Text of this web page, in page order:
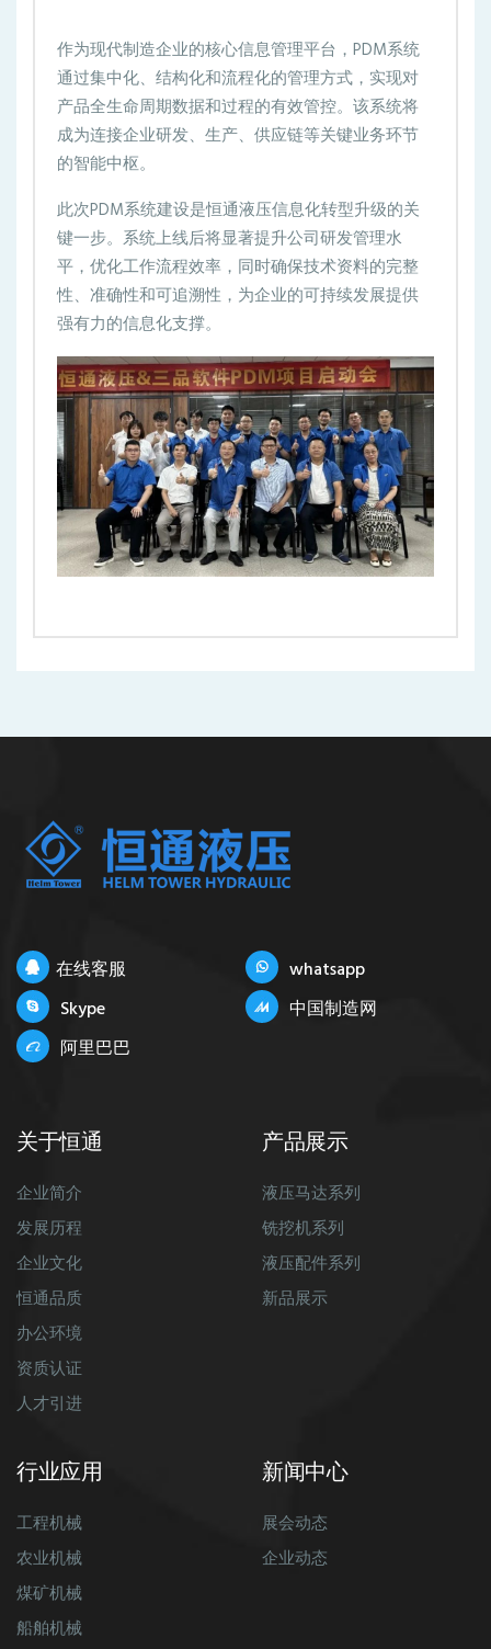
作为现代制造企业的核心信息管理平台，PDM系统
通过集中化、结构化和流程化的管理方式，实现对
产品全生命周期数据和过程的有效管控。该系统将
成为连接企业研发、生产、供应链等关键业务环节
的智能中枢。
此次PDM系统建设是恒通液压信息化转型升级的关
键一步。系统上线后将显著提升公司研发管理水
平，优化工作流程效率，同时确保技术资料的完整
性、准确性和可追溯性，为企业的可持续发展提供
强有力的信息化支撑。
在线客服
whatsapp
Skype
中国制造网
阿里巴巴
关于恒通
企业简介
发展历程
企业文化
恒通品质
办公环境
资质认证
人才引进
产品展示
液压马达系列
铣挖机系列
液压配件系列
新品展示
行业应用
工程机械
农业机械
煤矿机械
船舶机械
新闻中心
展会动态
企业动态